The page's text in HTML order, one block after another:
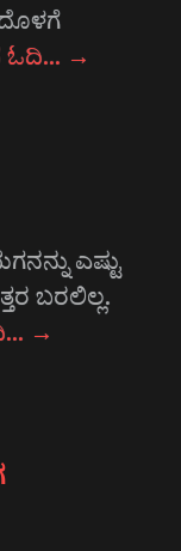
ಓದಿ… →
ಎಷ್ಟು
ಬರಲಿಲ್ಲ.
→